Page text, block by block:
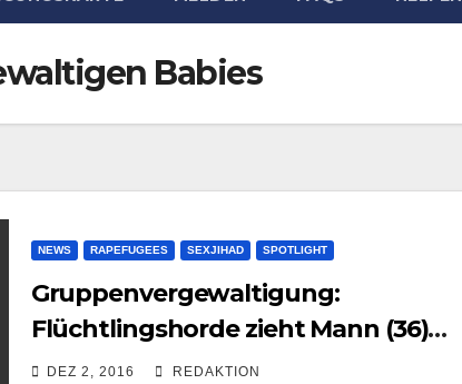
Babies
NEWS RAPEFUGEES SEXJIHAD SPOTLIGHT
Gruppenvergewaltigung:
Flüchtlingshorde zieht Mann (36)
bei Penny über Hügel und
DEZ 2, 2016 REDAKTION